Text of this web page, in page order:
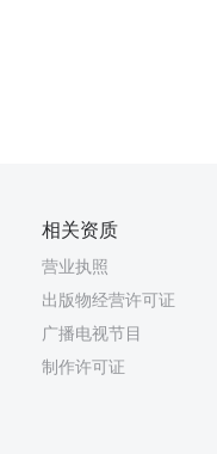
相关资质
营业执照
出版物经营许可证
广播电视节目
制作许可证